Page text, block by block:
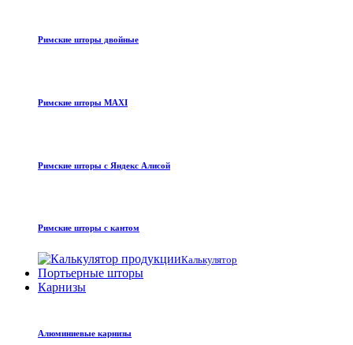
Римские шторы двойные
Римские шторы MAXI
Римские шторы с Яндекс Алисой
Римские шторы с кантом
Калькулятор
Портьерные шторы
Карнизы
Алюминиевые карнизы